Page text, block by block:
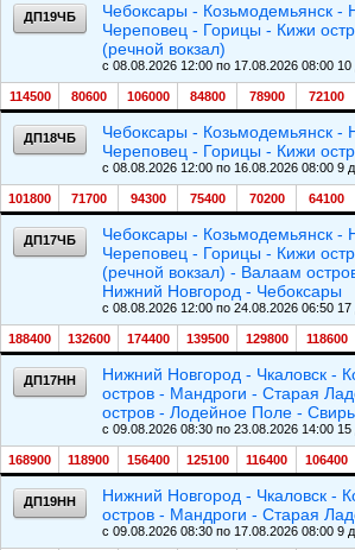
ДП19ЧБ
Чебоксары - Козьмодемьянск -
Череповец - Горицы - Кижи
(речной вокзал)
c 08.08.2026 12:00 по 17.08.2026 08:00
114500 80600 106000 84800 78900 72100
ДП18ЧБ
Чебоксары - Козьмодемьянск -
Череповец - Горицы - Кижи
c 08.08.2026 12:00 по 16.08.2026 08:00 9
101800 71700 94300 75400 70200 64100
ДП17ЧБ
Чебоксары - Козьмодемьянск -
Череповец - Горицы - Кижи
(речной вокзал) - Валаам
Нижний Новгород - Чебоксары
c 08.08.2026 12:00 по 24.08.2026 06:50
188400 132600 174400 139500 129800 118600
ДП17НН
Нижний Новгород - Чкаловск -
остров - Мандроги - Старая
остров - Лодейное Поле -
c 09.08.2026 08:30 по 23.08.2026 14:00
168900 118900 156400 125100 116400 106400
ДП19НН
Нижний Новгород - Чкаловск -
остров - Мандроги - Старая
c 09.08.2026 08:30 по 17.08.2026 08:00 9